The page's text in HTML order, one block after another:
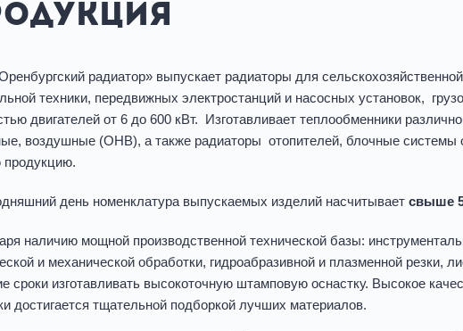
радиатор» выпускает радиаторы для
техники, передвижных электростанций и насосных установок,
двигателей от 6 до 600 кВт. Изготавливает теплообменники
воздушные (ОНВ), а также радиаторы отопителей, блочные системы
продукцию.
день номенклатура выпускаемых изделий насчитывает свыше
наличию мощной производственной технической базы:
и механической обработки, гидроабразивной и плазменной резки,
сроки изготавливать высокоточную штамповую оснастку. Высокое
достигается тщательной подборкой лучших материалов.